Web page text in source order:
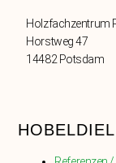
Holzfachzentrum
Horstweg 47
14482 Potsdam